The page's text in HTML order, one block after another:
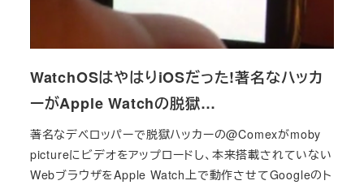
WatchOSはやはりiOSだった!著名なハッカ
ーがApple Watchの脱獄…
著名なデベロッパーで脱獄ハッカーの@Comexがmoby
pictureにビデオをアップロードし、本来搭載されていない
WebブラウザをApple Watch上で動作させてGoogleのト